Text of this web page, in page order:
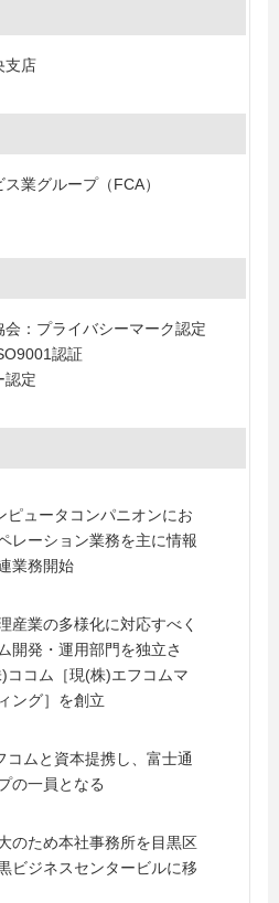
支店
業グループ（FCA）
：プライバシーマーク認定
認証
認定
ピュータコンパニオンにお
レーション業務を主に情報
業務開始
産業の多様化に対応すべく
開発・運用部門を独立さ
ココム［現(株)エフコムマ
ング］を創立
コムと資本提携し、富士通
の一員となる
のため本社事務所を目黒区
ビジネスセンタービルに移